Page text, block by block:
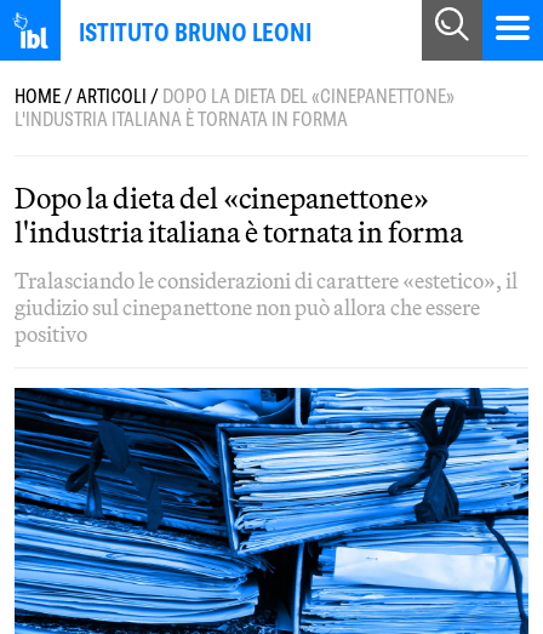
ISTITUTO BRUNO LEONI
HOME/ARTICOLI/DOPO LA DIETA DEL «CINEPANETTONE»
L'INDUSTRIA ITALIANA È TORNATA IN FORMA
Dopo la dieta del «cinepanettone»
l'industria italiana è tornata in forma
Tralasciando le considerazioni di carattere «estetico», il
giudizio sul cinepanettone non può allora che essere
positivo